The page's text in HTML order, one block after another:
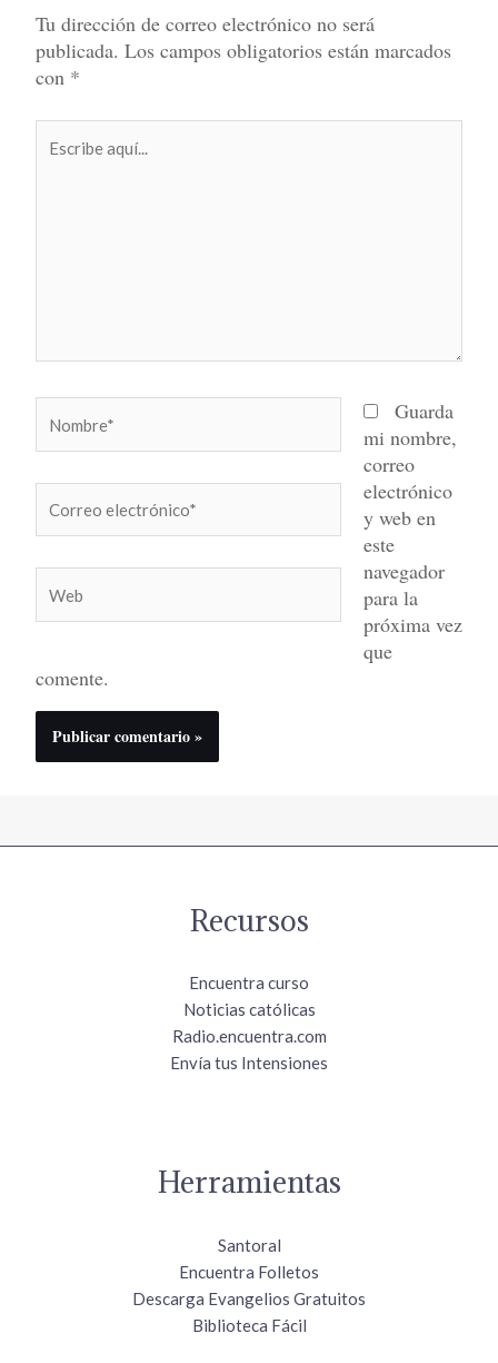
Tu dirección de correo electrónico no será
publicada. Los campos obligatorios están marcados
con *
aquí...
electrónico*
Guarda
mi nombre,
correo
electrónico
y web en
este
navegador
para la
próxima vez
que
comente.
Recursos
Encuentra curso
Noticias católicas
Radio.encuentra.com
Envía tus Intensiones
Herramientas
Santoral
Encuentra Folletos
Descarga Evangelios Gratuitos
Biblioteca Fácil